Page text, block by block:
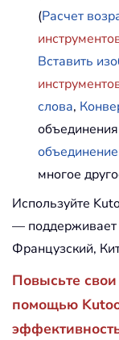
(Расчет
Вставить
слова,
многое
Используйте
— поддерживает
Французский,
Повысьте
помощью